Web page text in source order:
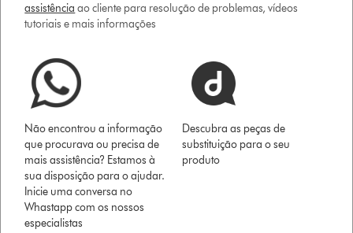
assistência ao cliente para resolução de problemas, vídeos
tutoriais e mais informações
Não encontrou a informação
que procurava ou precisa de
mais assistência? Estamos à
sua disposição para o ajudar.
Inicie uma conversa no
Whastapp com os nossos
especialistas
Descubra as peças de
substituição para o seu
produto